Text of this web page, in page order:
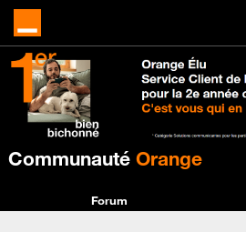
Communauté Orange
Forum